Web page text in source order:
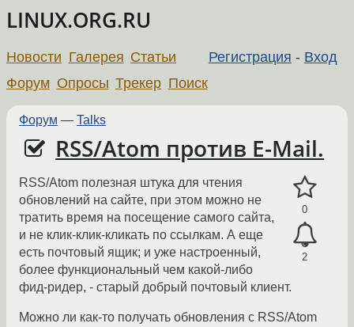
LINUX.ORG.RU
Регистрация - Вход
Новости Галерея Статьи
Форум Опросы Трекер Поиск
Форум — Talks
RSS/Atom против E-Mail.
0
2
RSS/Atom полезная штука для чтения
обновлений на сайте, при этом можно не
тратить время на посещение самого сайта,
и не клик-клик-кликать по ссылкам. А еще
есть почтовый ящик; и уже настроенный,
более функциональный чем какой-либо
фид-ридер, - старый добрый почтовый клиент.
Можно ли как-то получать обновления с RSS/Atom